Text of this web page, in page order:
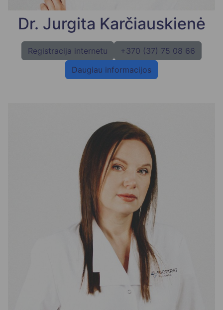
Dr. Jurgita Karčiauskienė
Registracija internetu
+370 (37) 75 08 66
Daugiau informacijos